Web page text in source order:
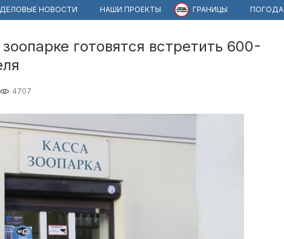
ДЕЛОВЫЕ НОВОСТИ НАШИ ПРОЕКТЫ ГРАНИЦЫ ПОГОДА
готовятся встретить 600-
4707